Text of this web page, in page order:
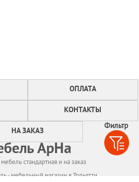
Фильтр
ОПЛАТА
КОНТАКТЫ
НА ЗАКАЗ
АрНа
стандартная и на заказ
- мебельный магазин в Тольятти